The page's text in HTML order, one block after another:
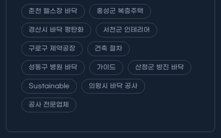
춘천 헬스장 바닥 홍성군 복층주택
경산시 바닥 평탄화 서천군 인테리어
구로구 제약공장 건축 절차
성동구 병원 바닥 가이드 산청군 방진 바닥
Sustainable 의왕시 바닥 공사
공사 전문업체